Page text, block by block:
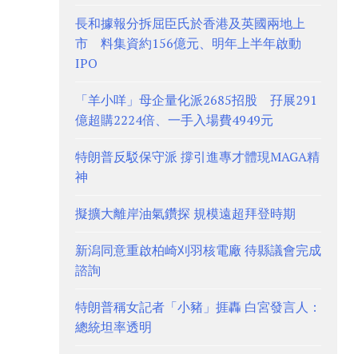
長和據報分拆屈臣氏於香港及英國兩地上
市 料集資約156億元、明年上半年啟動
IPO
「羊小咩」母企量化派2685招股 孖展291
億超購2224倍、一手入場費4949元
特朗普反駁保守派 撐引進專才體現MAGA精
神
擬擴大離岸油氣鑽探 規模遠超拜登時期
新潟同意重啟柏崎刈羽核電廠 待縣議會完成
諮詢
特朗普稱女記者「小豬」捱轟 白宮發言人：
總統坦率透明